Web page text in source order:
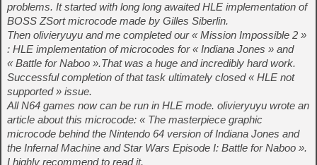
problems. It started with long long awaited HLE implementation of
BOSS ZSort microcode made by Gilles Siberlin.
Then olivieryuyu and me completed our « Mission Impossible 2 »
: HLE implementation of microcodes for « Indiana Jones » and
« Battle for Naboo ».That was a huge and incredibly hard work.
Successful completion of that task ultimately closed « HLE not
supported » issue.
All N64 games now can be run in HLE mode. olivieryuyu wrote an
article about this microcode: « The masterpiece graphic
microcode behind the Nintendo 64 version of Indiana Jones and
the Infernal Machine and Star Wars Episode I: Battle for Naboo ».
I highly recommend to read it.